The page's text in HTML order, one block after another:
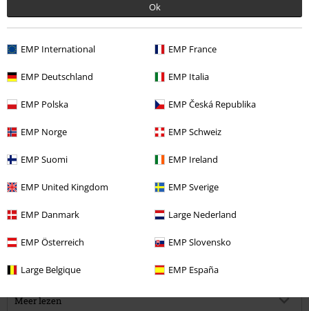
Ok
EMP International EMP France
EMP Deutschland EMP Italia
EMP Polska EMP Česká Republika
EMP Norge EMP Schweiz
EMP Suomi EMP Ireland
EMP United Kingdom EMP Sverige
EMP Danmark Large Nederland
EMP Österreich EMP Slovensko
Large Belgique EMP España
Geverifieerde recensie
Opmerking
Commentaar versturen
Gepost op: woensdag, 7 december 2016
Vrolijk!
Ik word vrolijk van die super leuke print met die eigenwijze uiltjes.
kan ook komen omdat ik doorgaans nogal slobbertruien draag.
zijn in het echt wat feller van kleur.
Meer lezen